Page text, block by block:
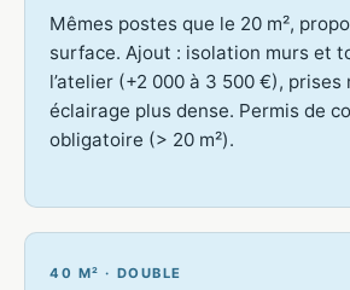
Mêmes postes que le 20 m²,
surface. Ajout : isolation murs et
l’atelier (+2 000 à 3 500 €), prises
éclairage plus dense. Permis de
obligatoire (> 20 m²).
40 M² · DOUBLE